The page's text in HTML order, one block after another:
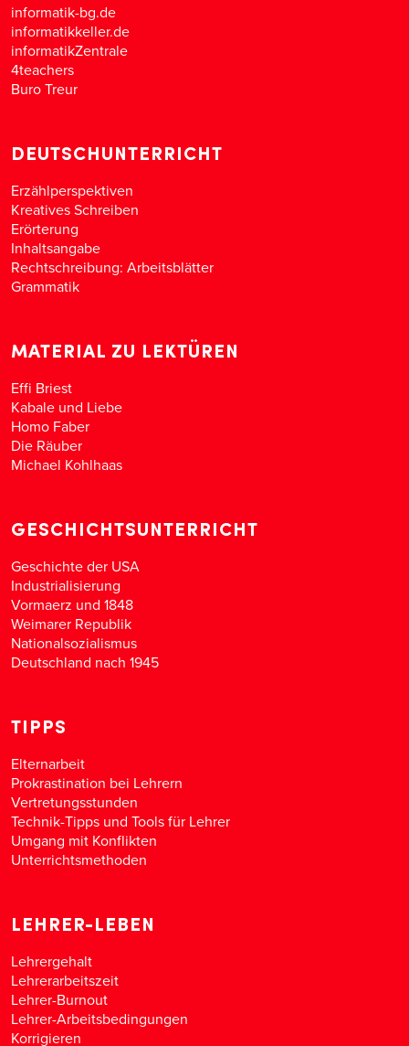
informatik-bg.de
informatikkeller.de
informatikZentrale
4teachers
Buro Treur
DEUTSCHUNTERRICHT
Erzählperspektiven
Kreatives Schreiben
Erörterung
Inhaltsangabe
Rechtschreibung: Arbeitsblätter
Grammatik
MATERIAL ZU LEKTÜREN
Effi Briest
Kabale und Liebe
Homo Faber
Die Räuber
Michael Kohlhaas
GESCHICHTSUNTERRICHT
Geschichte der USA
Industrialisierung
Vormaerz und 1848
Weimarer Republik
Nationalsozialismus
Deutschland nach 1945
TIPPS
Elternarbeit
Prokrastination bei Lehrern
Vertretungsstunden
Technik-Tipps und Tools für Lehrer
Umgang mit Konflikten
Unterrichtsmethoden
LEHRER-LEBEN
Lehrergehalt
Lehrerarbeitszeit
Lehrer-Burnout
Lehrer-Arbeitsbedingungen
Korrigieren